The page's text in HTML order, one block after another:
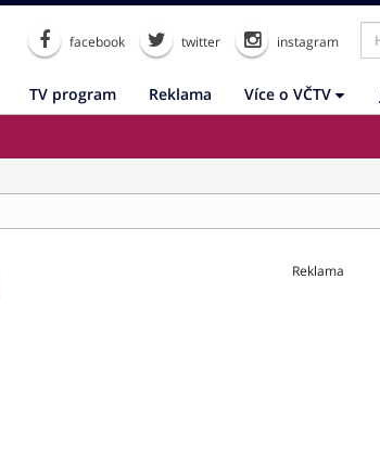
facebook twitter instagram
TV program Reklama Více o VČTV
Reklama